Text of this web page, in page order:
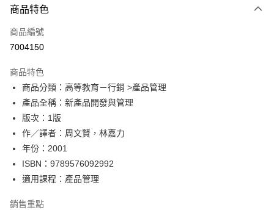
信用卡一次付款
超商取貨付款
Google Pay
ATM付款
運送方式
每筆NT$60
商品特色
商品編號
7004150
商品特色
商品分類：高等教育－行銷 >產品管理
產品全稱：新產品開發與管理
版次：1版
作／譯者：周文賢，林嘉力
年份：2001
ISBN：9789576092992
適用課程：產品管理
銷售重點